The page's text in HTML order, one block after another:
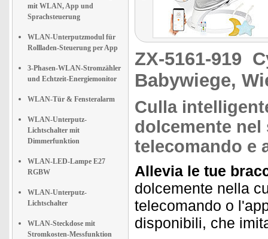
mit WLAN, App und
Sprachsteuerung
WLAN-Unterputzmodul für
Rollladen-Steuerung per App
3-Phasen-WLAN-Stromzähler
und Echtzeit-Energiemonitor
WLAN-Tür & Fensteralarm
WLAN-Unterputz-
Lichtschalter mit
Dimmerfunktion
WLAN-LED-Lampe E27
RGBW
WLAN-Unterputz-
Lichtschalter
WLAN-Steckdose mit
Stromkosten-Messfunktion
ZX-5161-919
Babywiege,
Culla
dolcemente
telecomando e
Allevia le tue
dolcemente nella
telecomando o
disponibili, che